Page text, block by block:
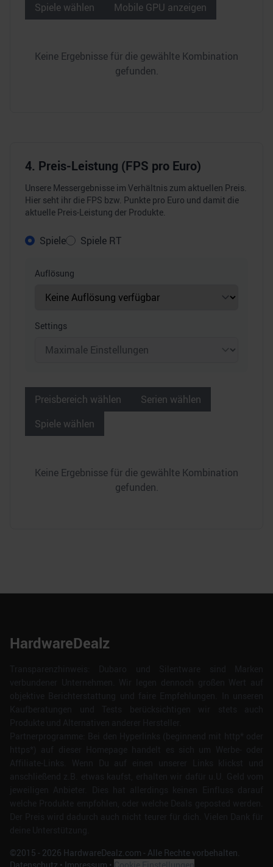
Spiele wählen
Mobile GPU anzeigen
Keine Ergebnisse für die gewählte Kombination
gefunden.
4. Preis-Leistung (FPS pro Euro)
Unsere Messergebnisse im Verhältnis zum aktuellen Preis.
Hier seht ihr die FPS bzw. Punkte pro Euro und damit die
aktuelle Preis-Leistung der Produkte.
Spiele Spiele RT
Auflösung
Settings
Preisbereich wählen
Serien wählen
Spiele wählen
Keine Ergebnisse für die gewählte Kombination
gefunden.
HardwareDealz
©2015 - 2026 HardwareDealz.com - Alle Rechte vorbehalten.